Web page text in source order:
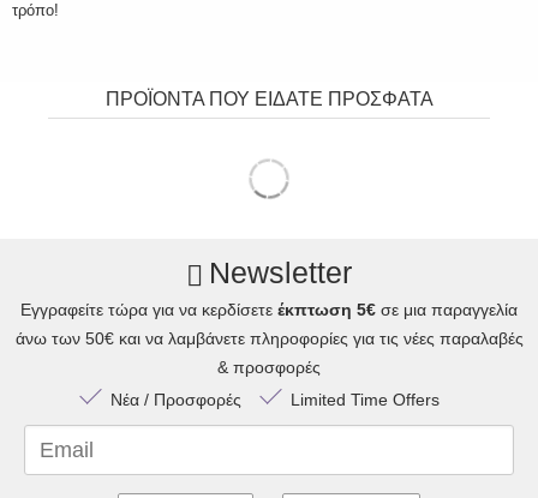
τρόπο!
ΠΡΟΪΟΝΤΑ ΠΟΥ ΕΙΔΑΤΕ ΠΡΟΣΦΑΤΑ
Newsletter
Εγγραφείτε τώρα για να κερδίσετε έκπτωση 5€ σε μια παραγγελία
άνω των 50€ και να λαμβάνετε πληροφορίες για τις νέες παραλαβές
& προσφορές
Νέα / Προσφορές
Limited Time Offers
Email